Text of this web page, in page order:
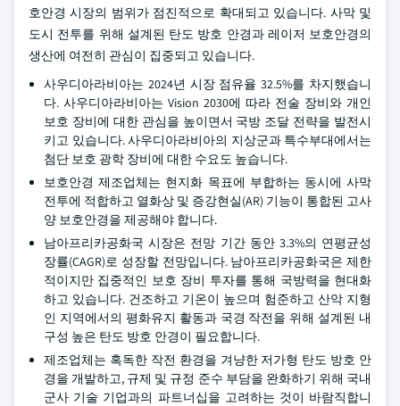
호안경 시장의 범위가 점진적으로 확대되고 있습니다. 사막 및
도시 전투를 위해 설계된 탄도 방호 안경과 레이저 보호안경의
생산에 여전히 관심이 집중되고 있습니다.
사우디아라비아는 2024년 시장 점유율 32.5%를 차지했습니
다. 사우디아라비아는 Vision 2030에 따라 전술 장비와 개인
보호 장비에 대한 관심을 높이면서 국방 조달 전략을 발전시
키고 있습니다. 사우디아라비아의 지상군과 특수부대에서는
첨단 보호 광학 장비에 대한 수요도 높습니다.
보호안경 제조업체는 현지화 목표에 부합하는 동시에 사막
전투에 적합하고 열화상 및 증강현실(AR) 기능이 통합된 고사
양 보호안경을 제공해야 합니다.
남아프리카공화국 시장은 전망 기간 동안 3.3%의 연평균성
장률(CAGR)로 성장할 전망입니다. 남아프리카공화국은 제한
적이지만 집중적인 보호 장비 투자를 통해 국방력을 현대화
하고 있습니다. 건조하고 기온이 높으며 험준하고 산악 지형
인 지역에서의 평화유지 활동과 국경 작전을 위해 설계된 내
구성 높은 탄도 방호 안경이 필요합니다.
제조업체는 혹독한 작전 환경을 겨냥한 저가형 탄도 방호 안
경을 개발하고, 규제 및 규정 준수 부담을 완화하기 위해 국내
군사 기술 기업과의 파트너십을 고려하는 것이 바람직합니